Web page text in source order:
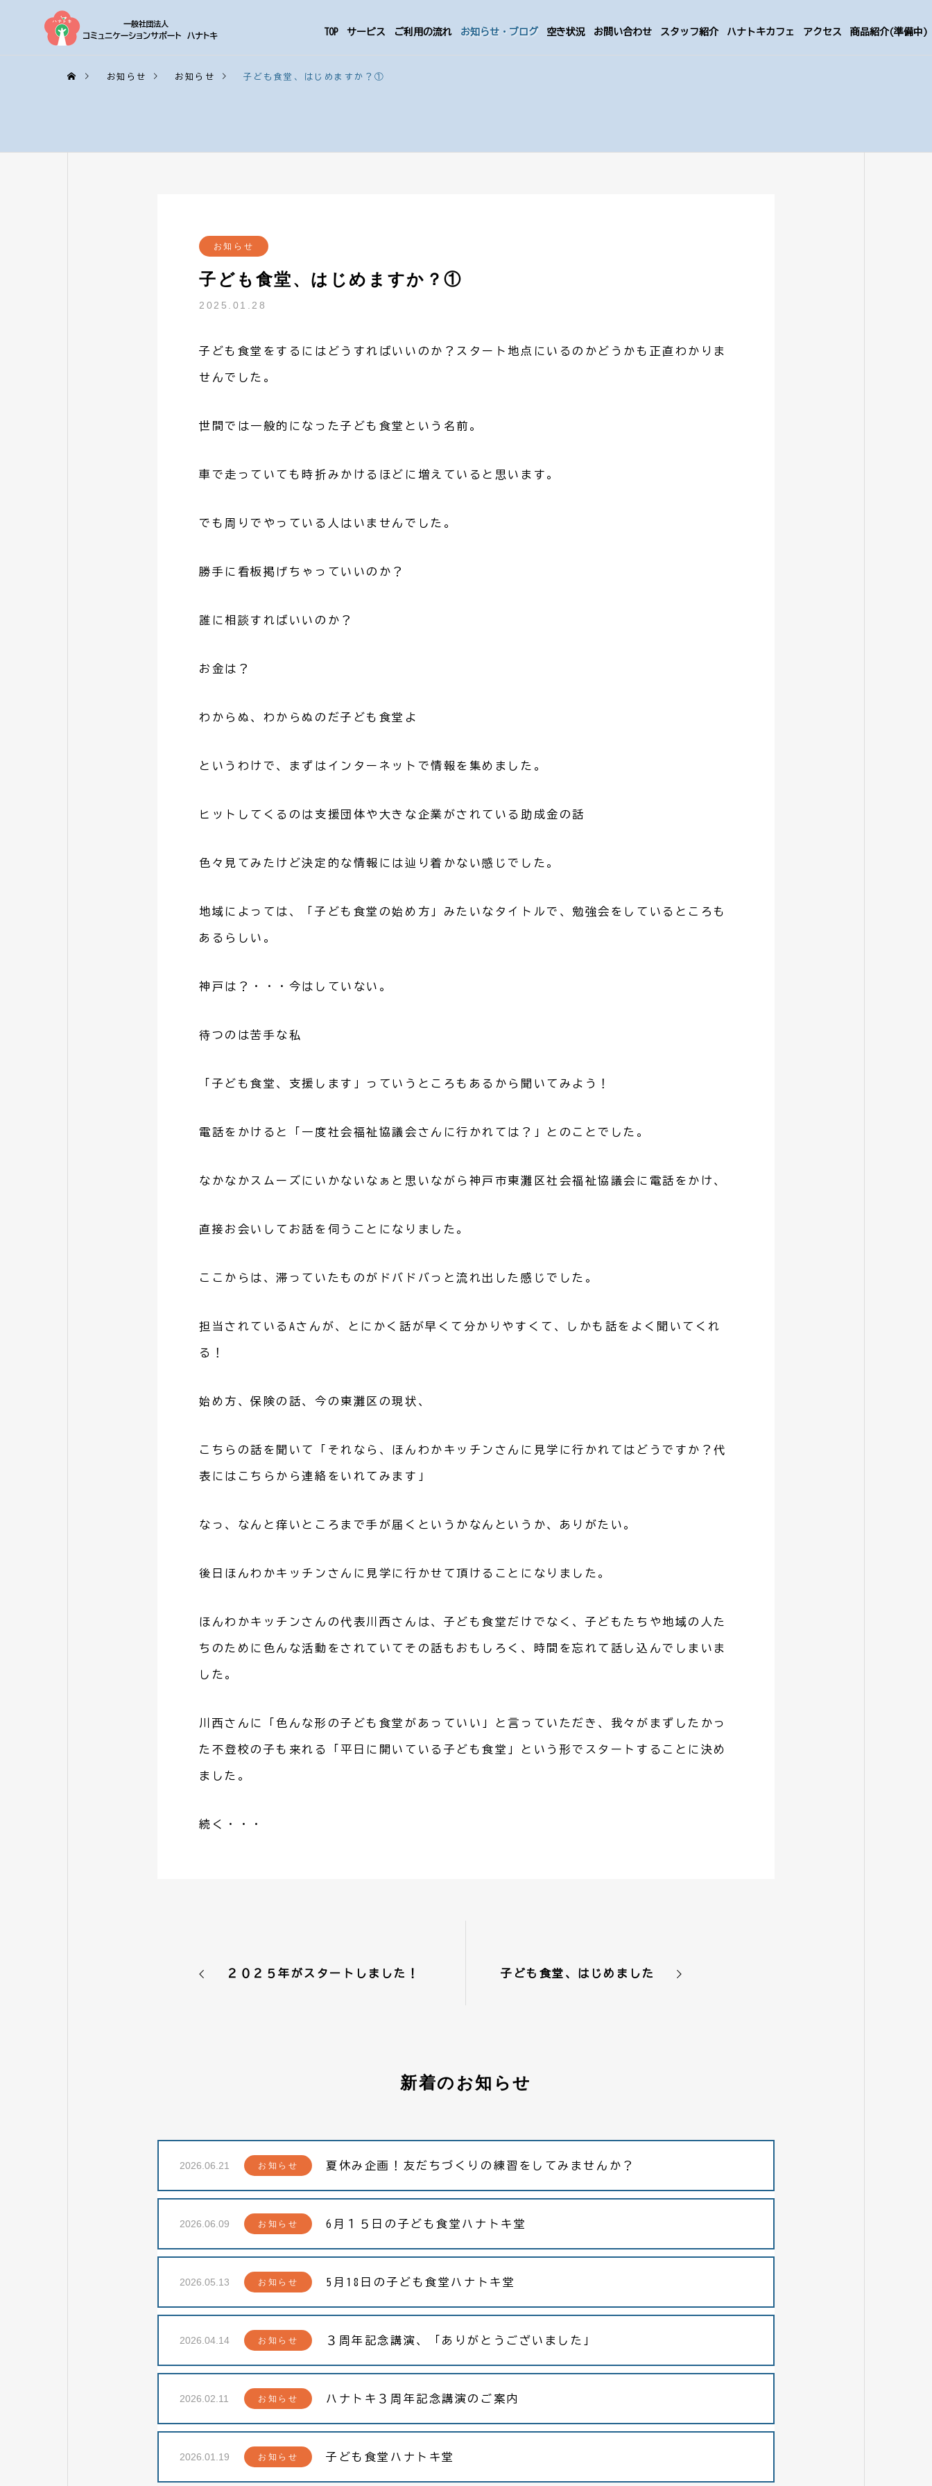
TOP サービス ご利用の流れ お知らせ・ブログ 空き状況 お問い合わせ スタッフ紹介 ハナトキカフェ アクセス 商品紹介(準備中)
お知らせ お知らせ 子ども食堂、はじめますか？①
お知らせ
子ども食堂、はじめますか？①
2025.01.28
子ども食堂をするにはどうすればいいのか？スタート地点にいるのかどうかも正直わかりま
せんでした。
世間では一般的になった子ども食堂という名前。
車で走っていても時折みかけるほどに増えていると思います。
でも周りでやっている人はいませんでした。
勝手に看板掲げちゃっていいのか？
誰に相談すればいいのか？
お金は？
わからぬ、わからぬのだ子ども食堂よ
というわけで、まずはインターネットで情報を集めました。
ヒットしてくるのは支援団体や大きな企業がされている助成金の話
色々見てみたけど決定的な情報には辿り着かない感じでした。
地域によっては、「子ども食堂の始め方」みたいなタイトルで、勉強会をしているところも
あるらしい。
神戸は？・・・今はしていない。
待つのは苦手な私
「子ども食堂、支援します」っていうところもあるから聞いてみよう！
電話をかけると「一度社会福祉協議会さんに行かれては？」とのことでした。
なかなかスムーズにいかないなぁと思いながら神戸市東灘区社会福祉協議会に電話をかけ、
直接お会いしてお話を伺うことになりました。
ここからは、滞っていたものがドバドバっと流れ出した感じでした。
担当されているAさんが、とにかく話が早くて分かりやすくて、しかも話をよく聞いてくれ
る！
始め方、保険の話、今の東灘区の現状、
こちらの話を聞いて「それなら、ほんわかキッチンさんに見学に行かれてはどうですか？代
表にはこちらから連絡をいれてみます」
なっ、なんと痒いところまで手が届くというかなんというか、ありがたい。
後日ほんわかキッチンさんに見学に行かせて頂けることになりました。
ほんわかキッチンさんの代表川西さんは、子ども食堂だけでなく、子どもたちや地域の人た
ちのために色んな活動をされていてその話もおもしろく、時間を忘れて話し込んでしまいま
した。
川西さんに「色んな形の子ども食堂があっていい」と言っていただき、我々がまずしたかっ
た不登校の子も来れる「平日に開いている子ども食堂」という形でスタートすることに決め
ました。
続く・・・
２０２５年がスタートしました！ 子ども食堂、はじめました
新着のお知らせ
2026.06.21 お知らせ 夏休み企画！友だちづくりの練習をしてみませんか？
2026.06.09 お知らせ 6月１５日の子ども食堂ハナトキ堂
2026.05.13 お知らせ 5月18日の子ども食堂ハナトキ堂
2026.04.14 お知らせ ３周年記念講演、「ありがとうございました」
2026.02.11 お知らせ ハナトキ３周年記念講演のご案内
2026.01.19 お知らせ 子ども食堂ハナトキ堂